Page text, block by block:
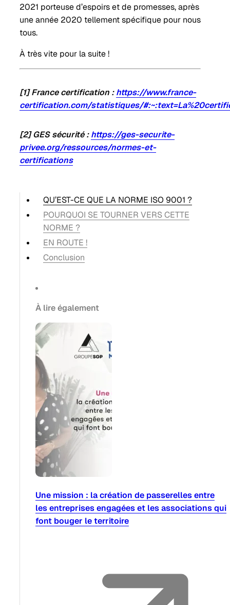
2021 porteuse d’espoirs et de promesses, après
une année 2020 tellement spécifique pour nous
tous.
À très vite pour la suite !
[1] France certification :https://www.france-
certification.com/statistiques/
[2] GES sécurité :https://ges-securite-
privee.org/ressources/normes-et-
certifications
QU’EST-CE QUE LA NORME ISO 9001 ?
POURQUOI SE TOURNER VERS CETTE
NORME ?
EN ROUTE !
Conclusion
À lire également
Une mission : la création de passerelles entre
les entreprises engagées et les associations qui
font bouger le territoire